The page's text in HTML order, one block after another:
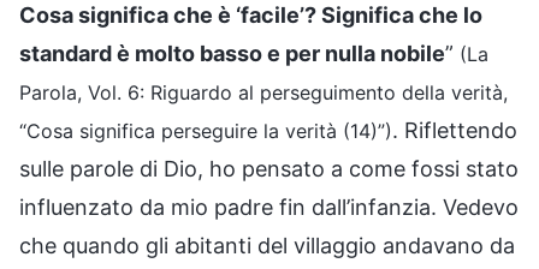
Cosa significa che è ‘facile’? Significa che lo
standard è molto basso e per nulla nobile” (La
Parola, Vol. 6: Riguardo al perseguimento della verità,
“Cosa significa perseguire la verità (14)”). Riflettendo
sulle parole di Dio, ho pensato a come fossi stato
influenzato da mio padre fin dall’infanzia. Vedevo
che quando gli abitanti del villaggio andavano da